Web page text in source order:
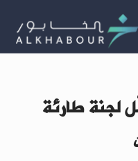
لجنة طارئة